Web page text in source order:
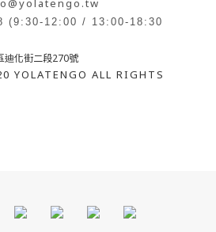
(9:30-12:00 / 13:00-18:30
迪化街二段270號
YOLATENGO ALL RIGHTS